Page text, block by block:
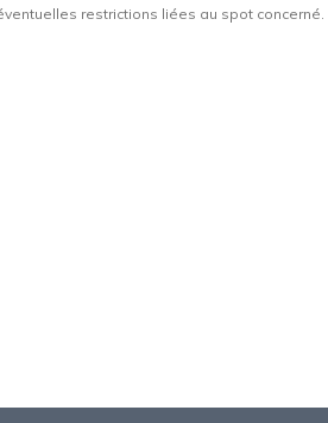
restrictions liées au spot